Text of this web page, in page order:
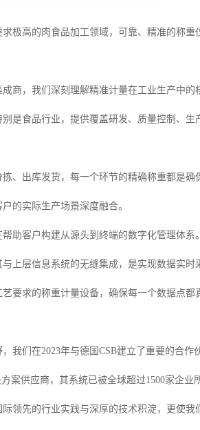
极高的肉食品加工领域，可靠、精准的称
商，我们深刻理解精准计量在工业生产中的
是食品行业，提供覆盖研发、质量控制、
、出库发货，每一个环节的精确称重都是确
的实际生产场景深度融合。
助客户构建从源头到终端的数字化管理体系。
上层信息系统的无缝集成，是实现数据实时
要求的称重计量设备，确保每一个数据点
我们在2023年与德国CSB建立了重要的合作
案供应商，其系统已被全球超过1500家企业
领先的行业实践与深厚的技术积淀，更使我